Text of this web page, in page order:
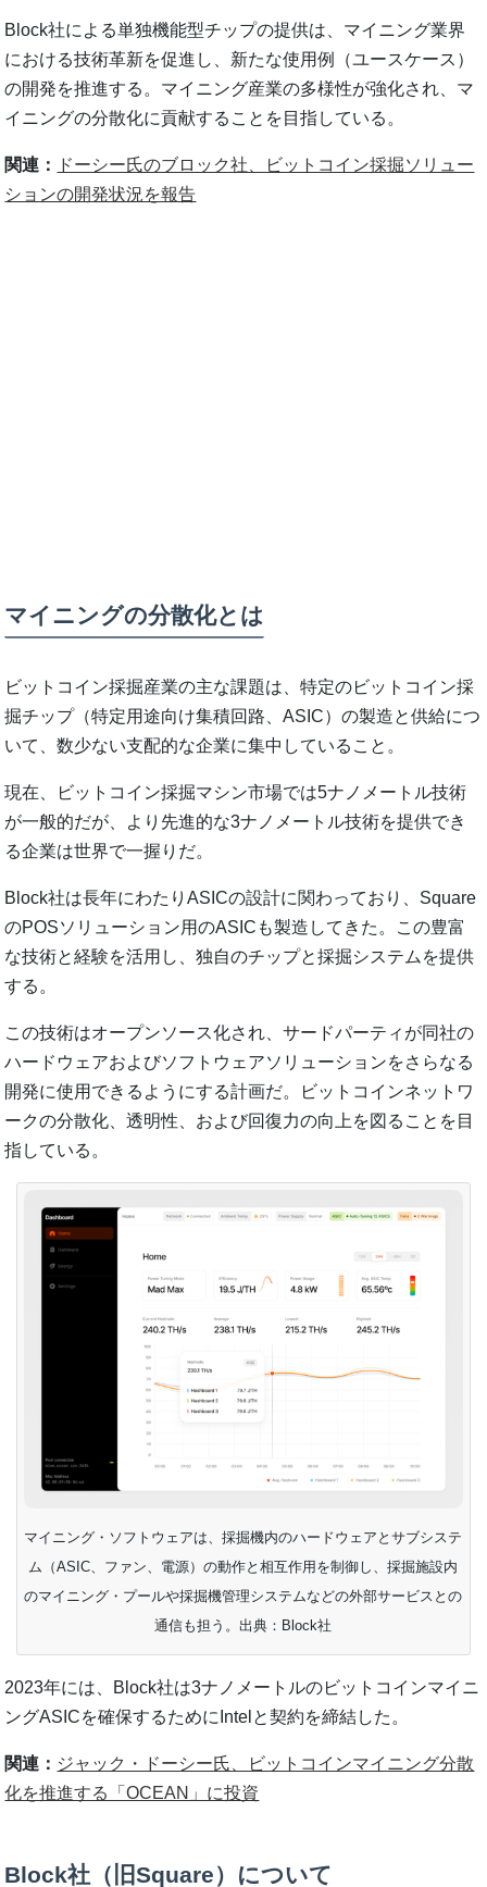
Block社による単独機能型チップの提供は、マイニング業界
における技術革新を促進し、新たな使用例（ユースケース）
の開発を推進する。マイニング産業の多様性が強化され、マ
イニングの分散化に貢献することを目指している。
関連：
ドーシー氏のブロック社、ビットコイン採掘ソリュー
ションの開発状況を報告
マイニングの分散化とは
ビットコイン採掘産業の主な課題は、特定のビットコイン採
掘チップ（特定用途向け集積回路、ASIC）の製造と供給につ
いて、数少ない支配的な企業に集中していること。
現在、ビットコイン採掘マシン市場では5ナノメートル技術
が一般的だが、より先進的な3ナノメートル技術を提供でき
る企業は世界で一握りだ。
Block社は長年にわたりASICの設計に関わっており、Square
のPOSソリューション用のASICも製造してきた。この豊富
な技術と経験を活用し、独自のチップと採掘システムを提供
する。
この技術はオープンソース化され、サードパーティが同社の
ハードウェアおよびソフトウェアソリューションをさらなる
開発に使用できるようにする計画だ。ビットコインネットワ
ークの分散化、透明性、および回復力の向上を図ることを目
指している。
マイニング・ソフトウェアは、採掘機内のハードウェアとサブシステ
ム（ASIC、ファン、電源）の動作と相互作用を制御し、採掘施設内
のマイニング・プールや採掘機管理システムなどの外部サービスとの
通信も担う。出典：Block社
2023年には、Block社は3ナノメートルのビットコインマイニ
ングASICを確保するためにIntelと契約を締結した。
関連： ジャック・ドーシー氏、ビットコインマイニング分散
化を推進する「OCEAN」に投資
Block社（旧Square）について